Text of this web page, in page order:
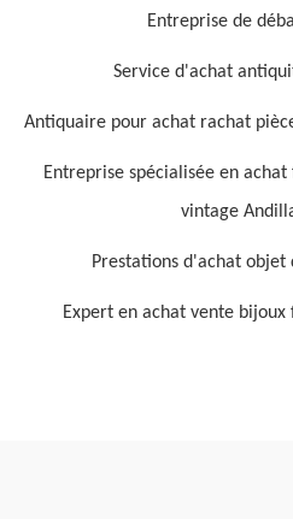
Entreprise de
Service d'achat
Antiquaire pour achat rachat
Entreprise spécialisée en
vintage
Prestations d'achat
Expert en achat vente